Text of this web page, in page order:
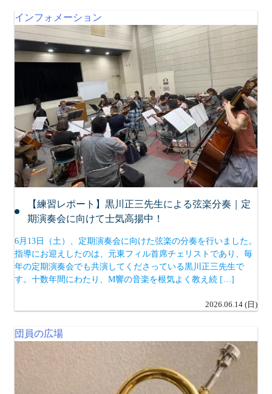
インフォメーション
【練習レポート】黒川正三先生による弦楽分奏｜定
期演奏会に向けて士気高揚中！
6月13日（土）、定期演奏会に向けた弦楽の分奏を行いました。
指導にお迎えしたのは、元東フィル首席チェリストであり、毎
年の定期演奏会でも共演してくださっている黒川正三先生で
す。十数年間にわたり、M響の音楽を根気よく教え続 […]
2026.06.14 (日)
団員の広場